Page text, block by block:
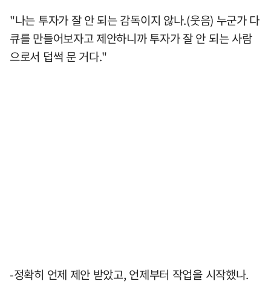
"나는 투자가 잘 안 되는 감독이지 않나.(웃음) 누군가 다
큐를 만들어보자고 제안하니까 투자가 잘 안 되는 사람
으로서 덥썩 문 거다."
-정확히 언제 제안 받았고, 언제부터 작업을 시작했나.